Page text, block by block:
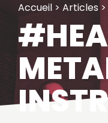
Accueil > Articles >